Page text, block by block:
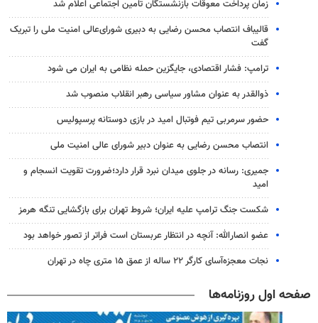
زمان پرداخت معوقات بازنشستگان تامین اجتماعی اعلام شد
قالیباف انتصاب محسن رضایی به دبیری شورای‌عالی امنیت ملی را تبریک
گفت
ترامپ: فشار اقتصادی، جایگزین حمله نظامی به ایران می شود
ذوالقدر به عنوان مشاور سیاسی رهبر انقلاب منصوب شد
حضور سرمربی تیم فوتبال امید در بازی دوستانه پرسپولیس
انتصاب محسن رضایی به عنوان دبیر شورای عالی امنیت ملی
جمیری: رسانه‌ در جلوی میدان نبرد قرار دارد؛ضرورت تقویت انسجام و
امید
شکست جنگ ترامپ علیه ایران؛ شروط تهران برای بازگشایی تنگه هرمز
عضو انصارالله: آنچه در انتظار عربستان است فراتر از تصور خواهد بود
نجات معجزه‌آسای کارگر ۲۲ ساله از عمق ۱۵ متری چاه در تهران
صفحه اول روزنامه‌ها